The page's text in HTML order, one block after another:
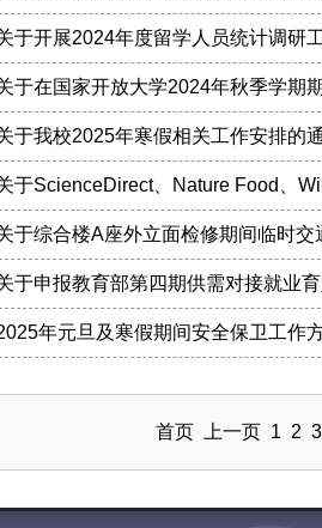
于开展2024年度留学人员统计调研
于在国家开放大学2024年秋季学期
于我校2025年寒假相关工作安排的
于ScienceDirect、Nature Food、
于综合楼A座外立面检修期间临时交
于申报教育部第四期供需对接就业
年元旦及寒假期间安全保卫工作
首页 上一页 1 2 3